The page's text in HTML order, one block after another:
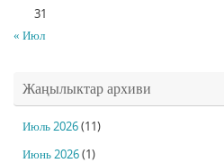
31
« Июл
Жаңылыктар архиви
Июль 2026(11)
Июнь 2026(1)